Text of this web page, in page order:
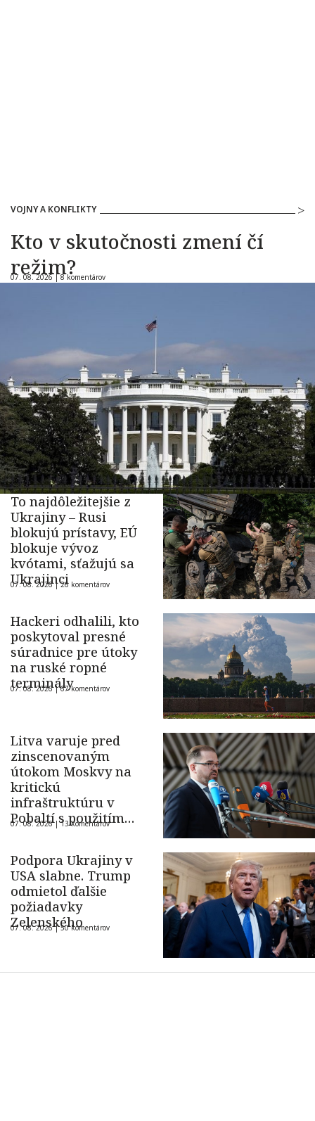
VOJNY A KONFLIKTY
Kto v skutočnosti zmení čí
režim?
07. 08. 2026 |8 komentárov
To najdôležitejšie z
Ukrajiny – Rusi
blokujú prístavy, EÚ
blokuje vývoz
kvótami, sťažujú sa
Ukrajinci
07. 08. 2026 |26 komentárov
Hackeri odhalili, kto
poskytoval presné
súradnice pre útoky
na ruské ropné
terminály
07. 08. 2026 |67 komentárov
Litva varuje pred
zinscenovaným
útokom Moskvy na
kritickú
infraštruktúru v
Pobaltí s použitím
ukrajinského dronu
07. 08. 2026 |13 komentárov
Podpora Ukrajiny v
USA slabne. Trump
odmietol ďalšie
požiadavky
Zelenského
07. 08. 2026 |50 komentárov